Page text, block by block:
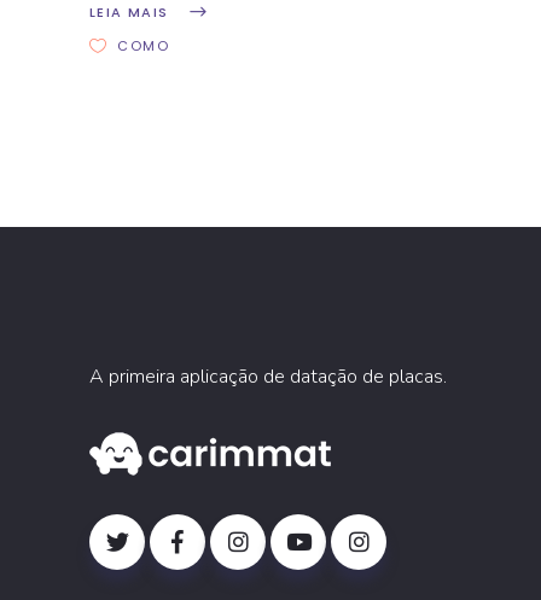
LEIA MAIS
COMO
A primeira aplicação de datação de placas.